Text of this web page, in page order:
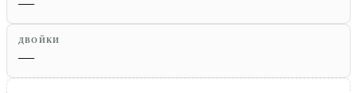
ДВОЙКИ
—